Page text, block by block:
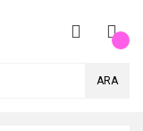
ARA